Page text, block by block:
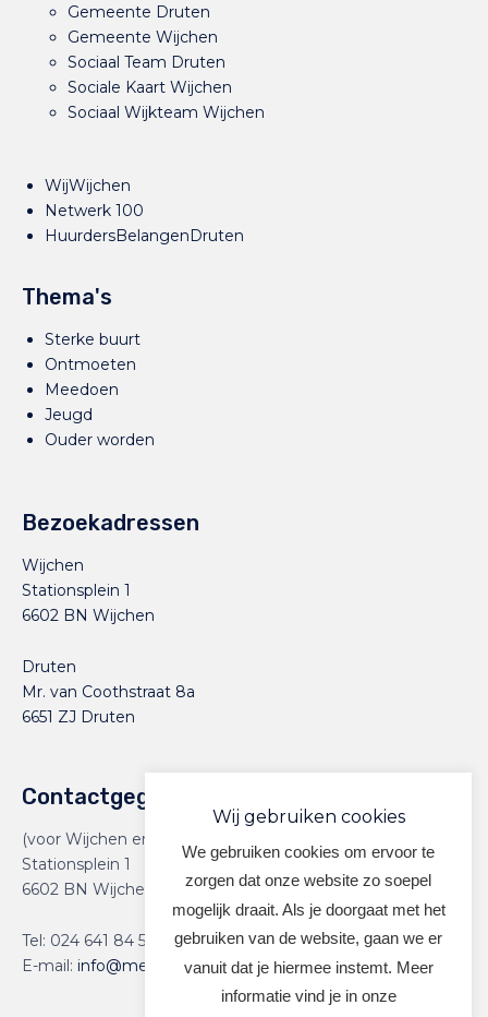
Gemeente Druten
Gemeente Wijchen
Sociaal Team Druten
Sociale Kaart Wijchen
Sociaal Wijkteam Wijchen
WijWijchen
Netwerk 100
HuurdersBelangenDruten
Thema's
Sterke buurt
Ontmoeten
Meedoen
Jeugd
Ouder worden
Bezoekadressen
Wijchen
Stationsplein 1
6602 BN Wijchen
Druten
Mr. van Coothstraat 8a
6651 ZJ Druten
Contactgegevens
(voor Wijchen en Druten)
Stationsplein 1
6602 BN Wijchen
Tel: 024 641 84 59
E-mail: info@meervoormekaar.nl
Wij gebruiken cookies
We gebruiken cookies om ervoor te
zorgen dat onze website zo soepel
mogelijk draait. Als je doorgaat met het
gebruiken van de website, gaan we er
vanuit dat je hiermee instemt. Meer
informatie vind je in onze